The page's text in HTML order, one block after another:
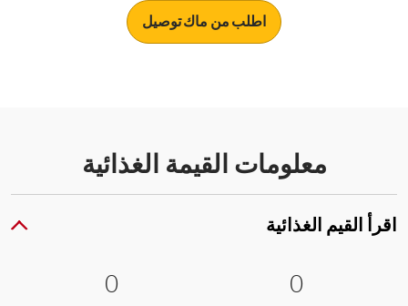
اطلب من ماك توصيل
معلومات القيمة الغذائية
اقرأ القيم الغذائية
0 طاقة
0
0 0 إجمالي الدهون
0